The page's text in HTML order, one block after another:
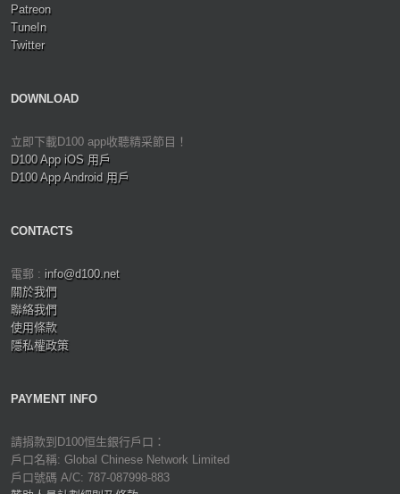
Patreon
TuneIn
Twitter
DOWNLOAD
立即下載D100 app收聽精采節目！
D100 App iOS 用戶
D100 App Android 用戶
CONTACTS
電郵 : info@d100.net
關於我們
聯絡我們
使用條款
隱私權政策
PAYMENT INFO
請捐款到D100恒生銀行戶口：
戶口名稱: Global Chinese Network Limited
戶口號碼 A/C: 787-087998-883